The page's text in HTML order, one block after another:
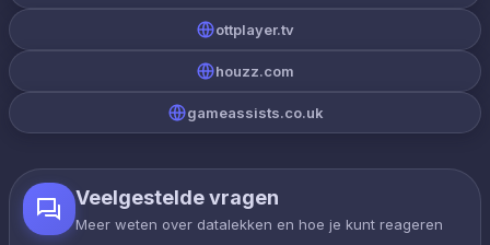
ottplayer.tv
houzz.com
gameassists.co.uk
Veelgestelde vragen
Meer weten over datalekken en hoe je kunt reageren